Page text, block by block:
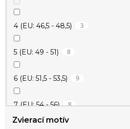
srdce
Thorovo kladivo
4 (EU: 46,5 - 48,5) 3
5 (EU: 49 - 51) 8
6 (EU: 51,5 - 53,5) 9
7 (EU: 54 - 56) 8
Zvierací motív